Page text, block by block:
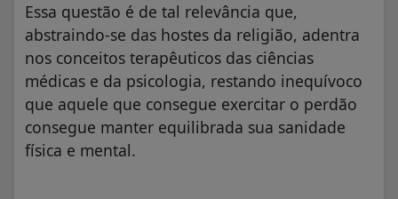
Essa questão é de tal relevância que,
abstraindo-se das hostes da religião, adentra
nos conceitos terapêuticos das ciências
médicas e da psicologia, restando inequívoco
que aquele que consegue exercitar o perdão
consegue manter equilibrada sua sanidade
física e mental.